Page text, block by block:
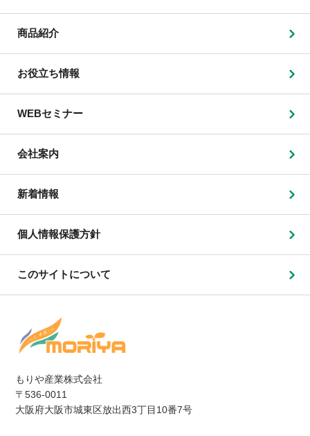
もりや産業株式会社
〒536-0011
大阪府大阪市城東区放出西3丁目10番7号
商品紹介
お役立ち情報
WEBセミナー
会社案内
新着情報
個人情報保護方針
このサイトについて